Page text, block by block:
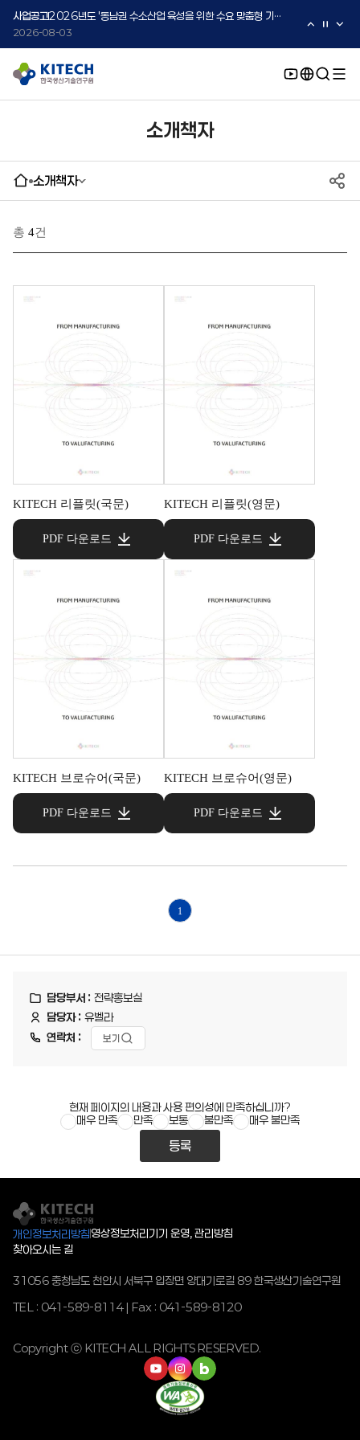
사업공고 2026년도 '동남권 수소산업 육성을 위한 수요 맞춤형 기술지원 사업' 수요기업 2차 모집 공고
2026-08-03
사업공고 2026년도 중소·중견기업 글로벌 시장 진출을 위한 K-Convergence 글로벌 시험·실증 지원 프로그램 모집공고(2차)
2026-08-03
소개책자
소개책자
총 4건
KITECH 리플릿(국문)
PDF 다운로드
KITECH 리플릿(영문)
PDF 다운로드
KITECH 브로슈어(국문)
PDF 다운로드
KITECH 브로슈어(영문)
PDF 다운로드
1
담당부서 : 전략홍보실
담당자 : 유벨라
연락처 :
보기
현재 페이지의 내용과 사용 편의성에 만족하십니까?
매우 만족
만족 보통 불만족 매우 불만족
등록
개인정보처리방침영상정보처리기기 운영, 관리방침
찾아오시는 길
31056 충청남도 천안시 서북구 입장면 양대기로길 89 한국생산기술연구원
TEL : 041-589-8114 | Fax : 041-589-8120
Copyright ⓒ KITECH ALL RIGHTS RESERVED.